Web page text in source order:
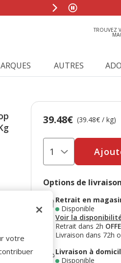
TROUVEZ
AUTRES
Prix 39.48€, 39.48
39.48€ (39.48€ / kg)
Options de livraison
Retrait en
Disponible
Voir la
Retrait dans 2h
Livraison dans 72h
Livraison à
Disponible
votre